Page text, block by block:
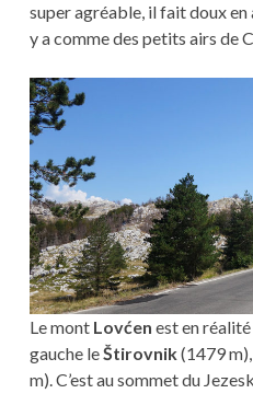
super agréable, il fait doux
y a comme des petits airs de
Le mont Lovćen est en
gauche leŠtirovnik(1479
m). C’est au sommet du